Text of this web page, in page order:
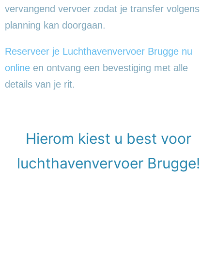
vervangend vervoer zodat je transfer volgens
planning kan doorgaan.
Reserveer je Luchthavenvervoer Brugge nu
online en ontvang een bevestiging met alle
details van je rit.
Hierom kiest u best voor
luchthavenvervoer Brugge!